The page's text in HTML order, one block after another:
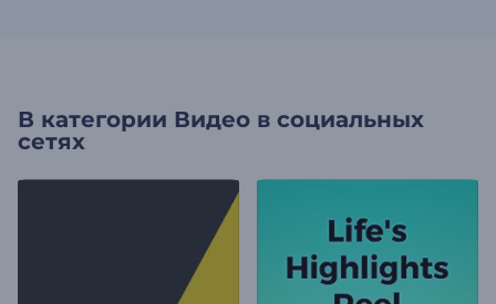
В категории Видео в социальных
сетях